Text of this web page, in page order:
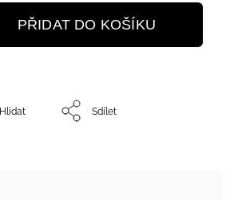
PŘIDAT DO KOŠÍKU
Hlídat Sdílet